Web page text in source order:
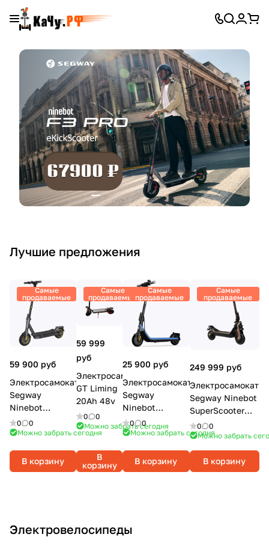
Лучшие предложения
Самые
продаваемые
59 900 руб
Электросамокат
Segway
Ninebot
KickScooter
MAX G2
0
0
Можно забрать сегодня
В корзину
Самые
продаваемые
59 999
руб
Электросамокат
GT Liming
20Ah 48v
0
0
Можно забрать сегодня
В
корзину
Самые
продаваемые
25 900 руб
Электросамокат
Segway
Ninebot
eKickScooter
C2 Pro
0
0
Можно забрать сегодня
В корзину
Самые
продаваемые
249 999 руб
Электросамокат
Segway Ninebot
SuperScooter
GT3 PRO
0
0
Можно забрать
В корзину
Электровелосипеды